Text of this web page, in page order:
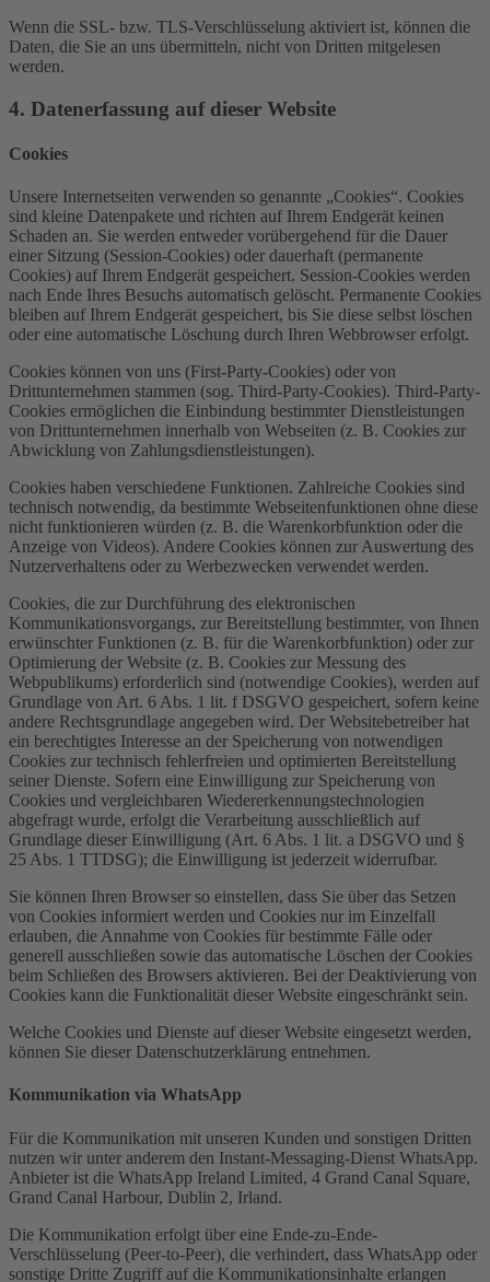
Wenn die SSL- bzw. TLS-Verschlüsselung aktiviert ist, können die
Daten, die Sie an uns übermitteln, nicht von Dritten mitgelesen
werden.
4. Datenerfassung auf dieser Website
Cookies
Unsere Internetseiten verwenden so genannte „Cookies“. Cookies
sind kleine Datenpakete und richten auf Ihrem Endgerät keinen
Schaden an. Sie werden entweder vorübergehend für die Dauer
einer Sitzung (Session-Cookies) oder dauerhaft (permanente
Cookies) auf Ihrem Endgerät gespeichert. Session-Cookies werden
nach Ende Ihres Besuchs automatisch gelöscht. Permanente Cookies
bleiben auf Ihrem Endgerät gespeichert, bis Sie diese selbst löschen
oder eine automatische Löschung durch Ihren Webbrowser erfolgt.
Cookies können von uns (First-Party-Cookies) oder von
Drittunternehmen stammen (sog. Third-Party-Cookies). Third-Party-
Cookies ermöglichen die Einbindung bestimmter Dienstleistungen
von Drittunternehmen innerhalb von Webseiten (z. B. Cookies zur
Abwicklung von Zahlungsdienstleistungen).
Cookies haben verschiedene Funktionen. Zahlreiche Cookies sind
technisch notwendig, da bestimmte Webseitenfunktionen ohne diese
nicht funktionieren würden (z. B. die Warenkorbfunktion oder die
Anzeige von Videos). Andere Cookies können zur Auswertung des
Nutzerverhaltens oder zu Werbezwecken verwendet werden.
Cookies, die zur Durchführung des elektronischen
Kommunikationsvorgangs, zur Bereitstellung bestimmter, von Ihnen
erwünschter Funktionen (z. B. für die Warenkorbfunktion) oder zur
Optimierung der Website (z. B. Cookies zur Messung des
Webpublikums) erforderlich sind (notwendige Cookies), werden auf
Grundlage von Art. 6 Abs. 1 lit. f DSGVO gespeichert, sofern keine
andere Rechtsgrundlage angegeben wird. Der Websitebetreiber hat
ein berechtigtes Interesse an der Speicherung von notwendigen
Cookies zur technisch fehlerfreien und optimierten Bereitstellung
seiner Dienste. Sofern eine Einwilligung zur Speicherung von
Cookies und vergleichbaren Wiedererkennungstechnologien
abgefragt wurde, erfolgt die Verarbeitung ausschließlich auf
Grundlage dieser Einwilligung (Art. 6 Abs. 1 lit. a DSGVO und §
25 Abs. 1 TTDSG); die Einwilligung ist jederzeit widerrufbar.
Sie können Ihren Browser so einstellen, dass Sie über das Setzen
von Cookies informiert werden und Cookies nur im Einzelfall
erlauben, die Annahme von Cookies für bestimmte Fälle oder
generell ausschließen sowie das automatische Löschen der Cookies
beim Schließen des Browsers aktivieren. Bei der Deaktivierung von
Cookies kann die Funktionalität dieser Website eingeschränkt sein.
Welche Cookies und Dienste auf dieser Website eingesetzt werden,
können Sie dieser Datenschutzerklärung entnehmen.
Kommunikation via WhatsApp
Für die Kommunikation mit unseren Kunden und sonstigen Dritten
nutzen wir unter anderem den Instant-Messaging-Dienst WhatsApp.
Anbieter ist die WhatsApp Ireland Limited, 4 Grand Canal Square,
Grand Canal Harbour, Dublin 2, Irland.
Die Kommunikation erfolgt über eine Ende-zu-Ende-
Verschlüsselung (Peer-to-Peer), die verhindert, dass WhatsApp oder
sonstige Dritte Zugriff auf die Kommunikationsinhalte erlangen